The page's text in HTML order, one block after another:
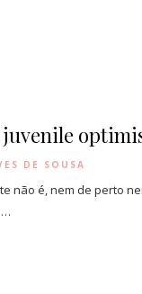
DE SOUSA
não é, nem de perto